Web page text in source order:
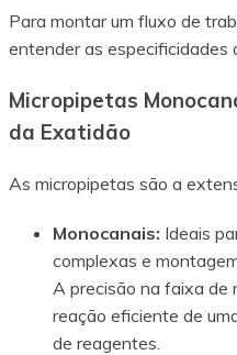
Para montar um fluxo de
entender as especificidades
Micropipetas
da Exatidão
As micropipetas são a
Monocanais: Ideais
complexas e
A precisão na faixa de
reação eficiente de
de reagentes.